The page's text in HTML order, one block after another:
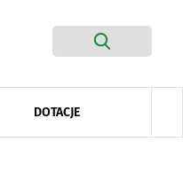
DOTACJE